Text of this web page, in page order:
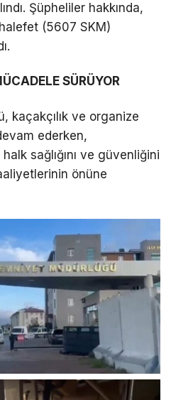
LinkedIn
Şüpheliler hakkında,
(5607 SKM)
SÜRÜYOR
kaçakçılık ve organize
ederken,
sağlığını ve güvenliğini
önüne